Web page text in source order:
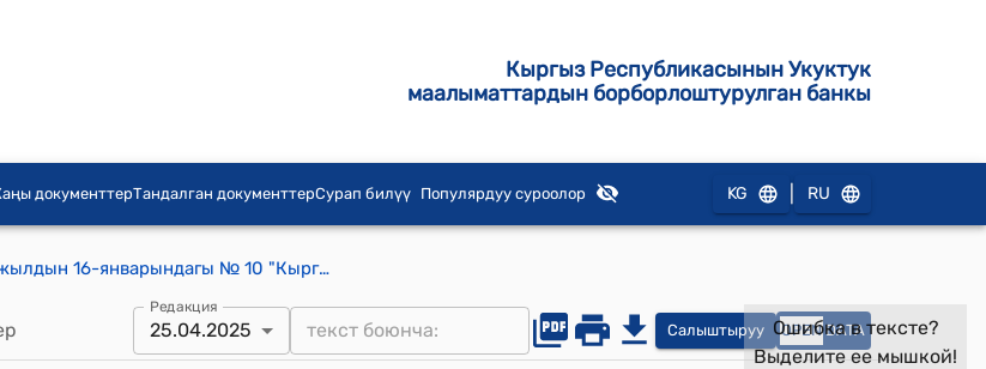
Кыргыз Республикасынын Укуктук
маалыматтардын борборлоштурулган банкы
документтерТандалган документтерСурап билүү Популярдуу суроолор KG RU
Кыргыз Республикасынын Өкмөтүнүн 2019-жылдын 16-январындагы № 10 "Кыргыз Республикасынын Өкмөтүнүн 2015-жылдын 16-июнундагы № 367 "Кыргыз Республикасынын токой секторун реформалоонун багыттарын жана ыкмаларын иштеп чыгуу боюнча иш-чараларды уюштуруу жана өткөрүү жөнүндө" токтомуна өзгөртүүлөрдү киргизүү тууралуу" токтому
Редакция
25.04.2025 Салыштыруу OPEN DATA
Ошибка в тексте?
Выделите ее мышкой!